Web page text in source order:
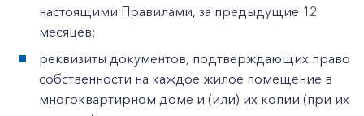
настоящими Правилами, за предыдущие 12
месяцев;
реквизиты документов, подтверждающих право
собственности на каждое жилое помещение в
многоквартирном доме и (или) их копии (при их